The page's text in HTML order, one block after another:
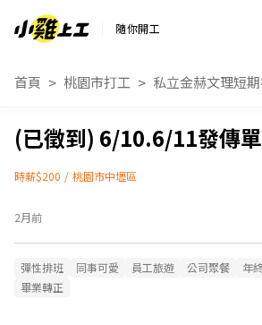
隨你開工
首頁 桃園市打工 私立金赫文理短
6/10.6/11發傳
時薪$200 / 桃園市中壢區
2月前
彈性排班 同事可愛 員工旅遊 公司聚餐 年
畢業轉正